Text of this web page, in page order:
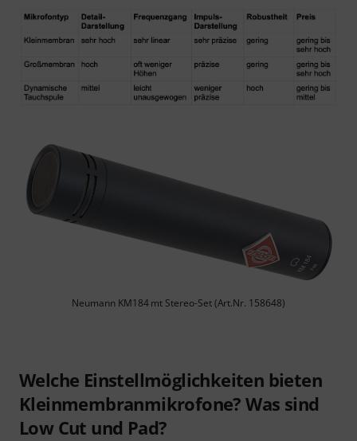
Neumann KM184 mt Stereo-Set (Art.Nr. 158648)
Welche Einstellmöglichkeiten bieten
Kleinmembranmikrofone? Was sind
Low Cut und Pad?